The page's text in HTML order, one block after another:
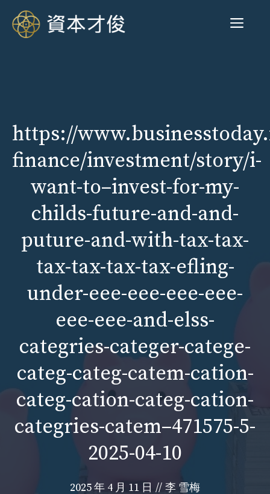
菜
https://
finance/investment/story/i-
want-to–invest-for-my-
childs-future-and-and-
puture-and-with-tax-tax-
tax-tax-tax-tax-efling-
under-eee-eee-eee-eee-
eee-eee-and-elss-
categries-categer-catege-
categ-categ-catem-cation-
categ-cation-categ-cation-
categries-catem–471575-5-
2025-04-10
2025 年 4 月 11 日 // 李 雪梅